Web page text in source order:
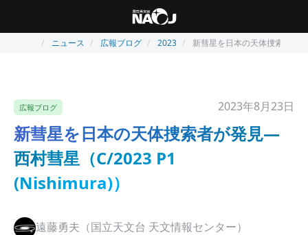
ニュース 広報ブログ 2023 新彗星を日本の天体捜索者が
広報ブログ 2023年8月23日
新彗星を日本の天体捜索者が発見—
西村彗星（C/2023 P1
(Nishimura)）
遠藤勇夫（国立天文台 天文情報センター）